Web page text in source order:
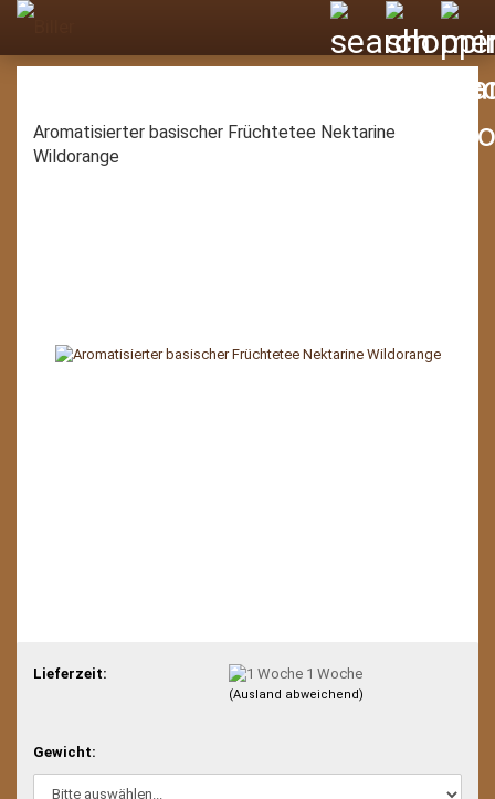
Aromatisierter basischer Früchtetee Nektarine
Wildorange
Lieferzeit: 1 Woche
(Ausland abweichend)
Gewicht: